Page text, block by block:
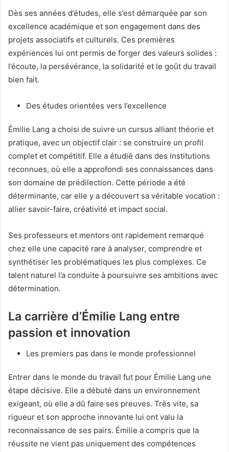
Dès ses années d’études, elle s’est démarquée par son
excellence académique et son engagement dans des
projets associatifs et culturels. Ces premières
expériences lui ont permis de forger des valeurs solides :
l’écoute, la persévérance, la solidarité et le goût du travail
bien fait.
Des études orientées vers l’excellence
Émilie Lang a choisi de suivre un cursus alliant théorie et
pratique, avec un objectif clair : se construire un profil
complet et compétitif. Elle a étudié dans des institutions
reconnues, où elle a approfondi ses connaissances dans
son domaine de prédilection. Cette période a été
déterminante, car elle y a découvert sa véritable vocation :
allier savoir-faire, créativité et impact social.
Ses professeurs et mentors ont rapidement remarqué
chez elle une capacité rare à analyser, comprendre et
synthétiser les problématiques les plus complexes. Ce
talent naturel l’a conduite à poursuivre ses ambitions avec
détermination.
La carrière d’Émilie Lang entre
passion et innovation
Les premiers pas dans le monde professionnel
Entrer dans le monde du travail fut pour Émilie Lang une
étape décisive. Elle a débuté dans un environnement
exigeant, où elle a dû faire ses preuves. Très vite, sa
rigueur et son approche innovante lui ont valu la
reconnaissance de ses pairs. Émilie a compris que la
réussite ne vient pas uniquement des compétences